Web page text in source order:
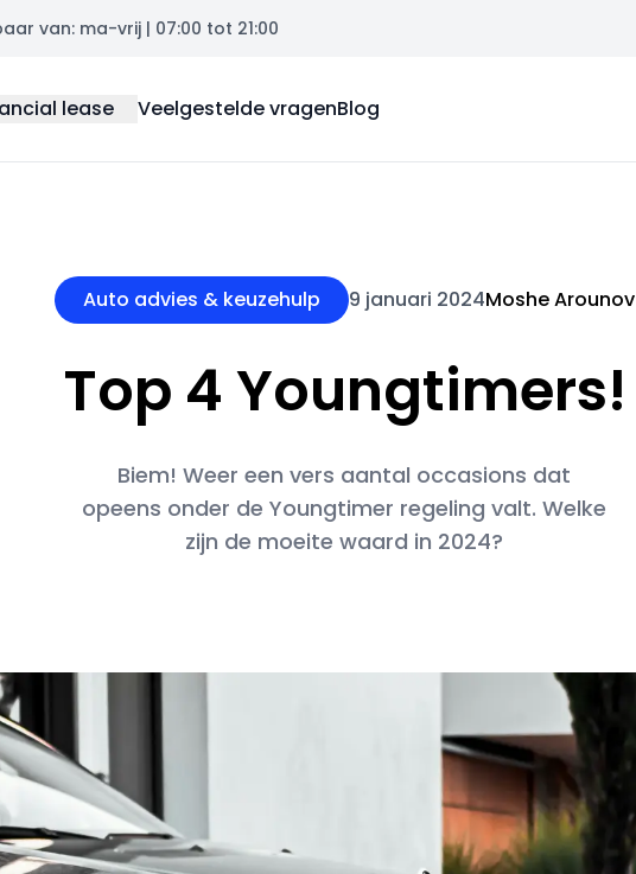
van: ma-vrij | 07:00 tot 21:00
lease Veelgestelde vragenBlog
Auto advies & keuzehulp 9 januari 2024Moshe Arounov
Top 4 Youngtimers!
Biem! Weer een vers aantal occasions dat
opeens onder de Youngtimer regeling valt. Welke
zijn de moeite waard in 2024?